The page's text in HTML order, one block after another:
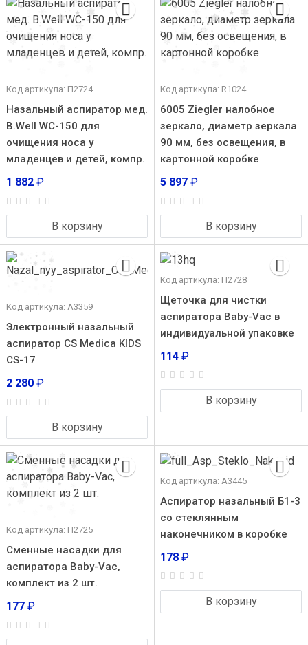
Код артикула: П2724
Назальный аспиратор мед.
B.Well WC-150 для
очищения носа у
младенцев и детей, компр.
1 882 ₽
В корзину
Код артикула: R1024
6005 Ziegler налобное
зеркало, диаметр зеркала
90 мм, без освещения, в
картонной коробке
5 897 ₽
В корзину
Код артикула: А3359
Электронный назальный
аспиратор CS Medica KIDS
CS-17
2 280 ₽
В корзину
Код артикула: П2728
Щеточка для чистки
аспиратора Baby-Vac в
индивидуальной упаковке
114 ₽
В корзину
Код артикула: П2725
Сменные насадки для
аспиратора Baby-Vac,
комплект из 2 шт.
177 ₽
Код артикула: А3445
Аспиратор назальный Б1-3
со стеклянным
наконечником в коробке
178 ₽
В корзину